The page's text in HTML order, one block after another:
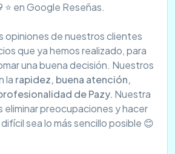
en Google Reseñas.
opiniones de nuestros clientes
que ya hemos realizado, para
una buena decisión. Nuestros
la rapidez, buena atención,
de Pazy. Nuestra
eliminar preocupaciones y hacer
sea lo más sencillo posible 😊